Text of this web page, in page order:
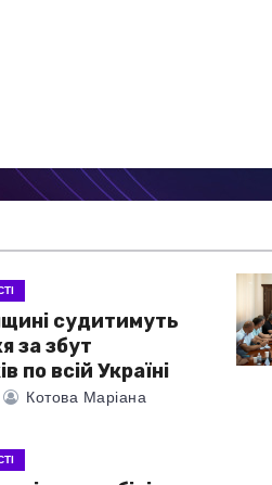
судитимуть
за збут
по всій Україні
Котова Маріана